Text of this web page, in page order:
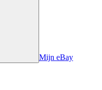
Mijn eBay